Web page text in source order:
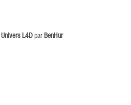
Univers L4D par BenHur